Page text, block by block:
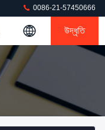
0086-21-57450666
উদ্ধৃতি